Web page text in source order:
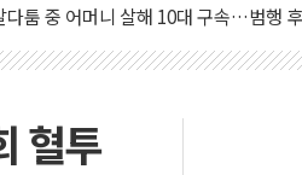
다툼 중 어머니 살해 10대 구속…범행
원·대구·경북 경선서 정청래에 승리
주, 경북 경선 결과 발표...김민석
, 대구 경선 결과 발표...정청래
혈투